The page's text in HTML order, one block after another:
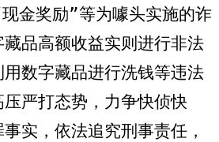
金奖励”等为噱头实施的诈
品高额收益实则进行非法
数字藏品进行洗钱等违法
严打态势，力争快侦快
实，依法追究刑事责任，